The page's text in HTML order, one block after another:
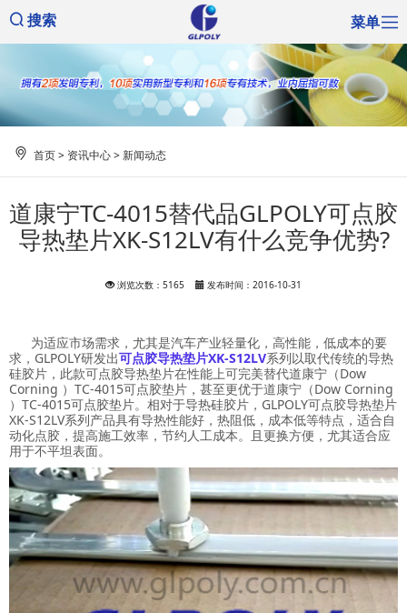
搜索 菜单
首页> 资讯中心>新闻动态
道康宁TC-4015替代品GLPOLY可点胶
导热垫片XK-S12LV有什么竞争优势?
浏览次数：5165 发布时间：2016-10-31
为适应市场需求，尤其是汽车产业轻量化，高性能，低成本的要
求，GLPOLY研发出可点胶导热垫片XK-S12LV系列以取代传统的导热
硅胶片，此款可点胶导热垫片在性能上可完美替代道康宁（Dow
Corning ）TC-4015可点胶垫片，甚至更优于道康宁（Dow Corning
）TC-4015可点胶垫片。相对于导热硅胶片，GLPOLY可点胶导热垫片
XK-S12LV系列产品具有导热性能好，热阻低，成本低等特点，适合自
动化点胶，提高施工效率，节约人工成本。且更换方便，尤其适合应
用于不平坦表面。